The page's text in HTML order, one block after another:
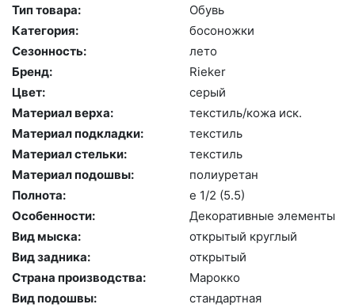
Тип товара:
Обувь
Категория:
бо­сонож­ки
Сезонность:
ле­то
Бренд:
Ri­eker
Цвет:
се­рый
Материал верха:
текс­тиль/ко­жа иск.
Материал подкладки:
текс­тиль
Материал стельки:
текс­тиль
Материал подошвы:
по­ли­уре­тан
Полнота:
e 1/2 (5.5)
Особенности:
Де­кора­тив­ные эле­мен­ты
Вид мыска:
отк­ры­тый круг­лый
Вид задника:
отк­ры­тый
Страна производства:
Ма­рок­ко
Вид подошвы:
стан­дарт­ная